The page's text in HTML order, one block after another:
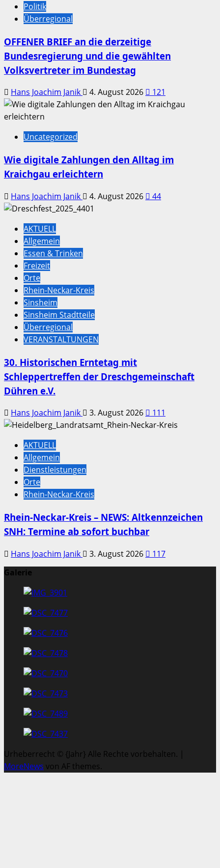
Politik
Überregional
OFFENER BRIEF an die derzeitige
Bundesregierung und die gewählten
Volksvertreter im Bundestag
Hans Joachim Janik 4. August 2026 121
Uncategorized
Wie digitale Zahlungen den Alltag im
Kraichgau erleichtern
Hans Joachim Janik 4. August 2026 44
AKTUELL
Allgemein
Essen & Trinken
Freizeit
Orte
Rhein-Neckar-Kreis
Sinsheim
Sinsheim Stadtteile
Überregional
VERANSTALTUNGEN
30. Historischen Erntetag mit
Schleppertreffen der Dreschgemeinschaft
Dühren e.V.
Hans Joachim Janik 3. August 2026 111
AKTUELL
Allgemein
Dienstleistungen
Orte
Rhein-Neckar-Kreis
Rhein-Neckar-Kreis – NEWS: Altkennzeichen
SNH: Termine ab sofort buchbar
Hans Joachim Janik 3. August 2026
117
Galerie
Urheberrecht © {Jahr} Alle Rechte vorbehalten. |
MoreNews von AF themes.